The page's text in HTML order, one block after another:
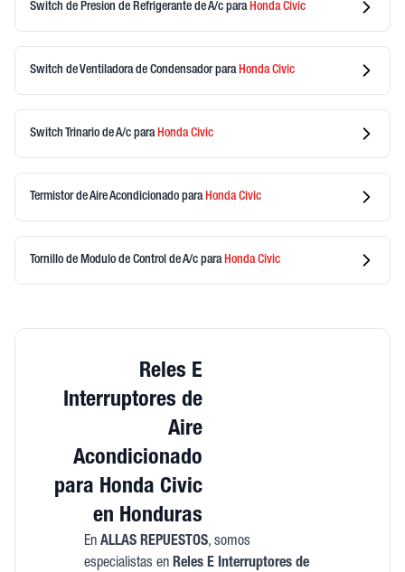
Switch de Presion de Refrigerante de A/c para HondaCivic
Switch de Ventiladora de Condensadorpara HondaCivic
Switch Trinario de A/c para HondaCivic
Termistor de Aire Acondicionado para HondaCivic
Tornillo de Modulo de Control de A/c para HondaCivic
Reles E
Interruptores de
Aire
Acondicionado
para Honda Civic
en Honduras
En ALLAS REPUESTOS, somos
especialistas en Reles E Interruptores de